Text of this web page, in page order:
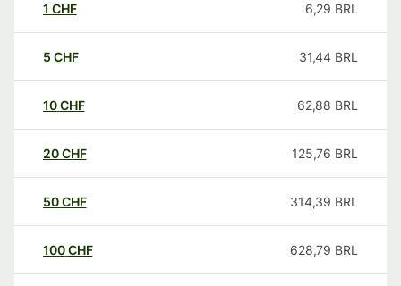
1 CHF 6,29 BRL
5 CHF 31,44 BRL
10CHF 62,88 BRL
20CHF 125,76 BRL
50CHF 314,39 BRL
100CHF 628,79 BRL